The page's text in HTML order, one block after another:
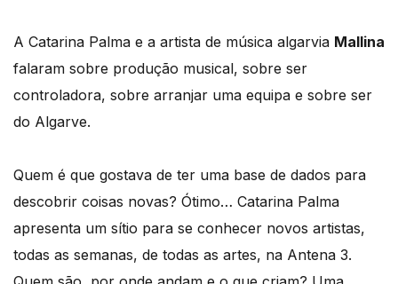
A Catarina Palma e a artista de música algarvia Mallina
falaram sobre produção musical, sobre ser
controladora, sobre arranjar uma equipa e sobre ser
do Algarve.
Quem é que gostava de ter uma base de dados para
descobrir coisas novas? Ótimo… Catarina Palma
apresenta um sítio para se conhecer novos artistas,
todas as semanas, de todas as artes, na Antena 3.